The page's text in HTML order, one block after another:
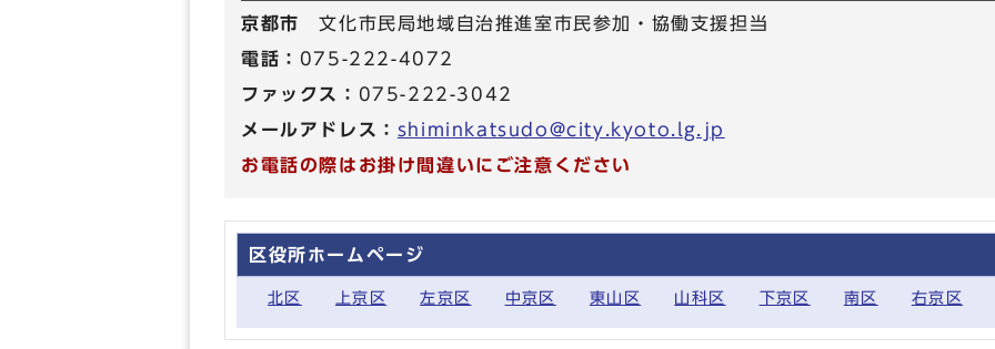
京都市文化市民局地域自治推進室市民参加・協働支援担当
電話： 075-222-4072
ファックス： 075-222-3042
メールアドレス： shiminkatsudo@city.kyoto.lg.jp
お電話の際はお掛け間違いにご注意ください
区役所ホームページ
北区 上京区 左京区 中京区 東山区 山科区 下京区 南区 右京区